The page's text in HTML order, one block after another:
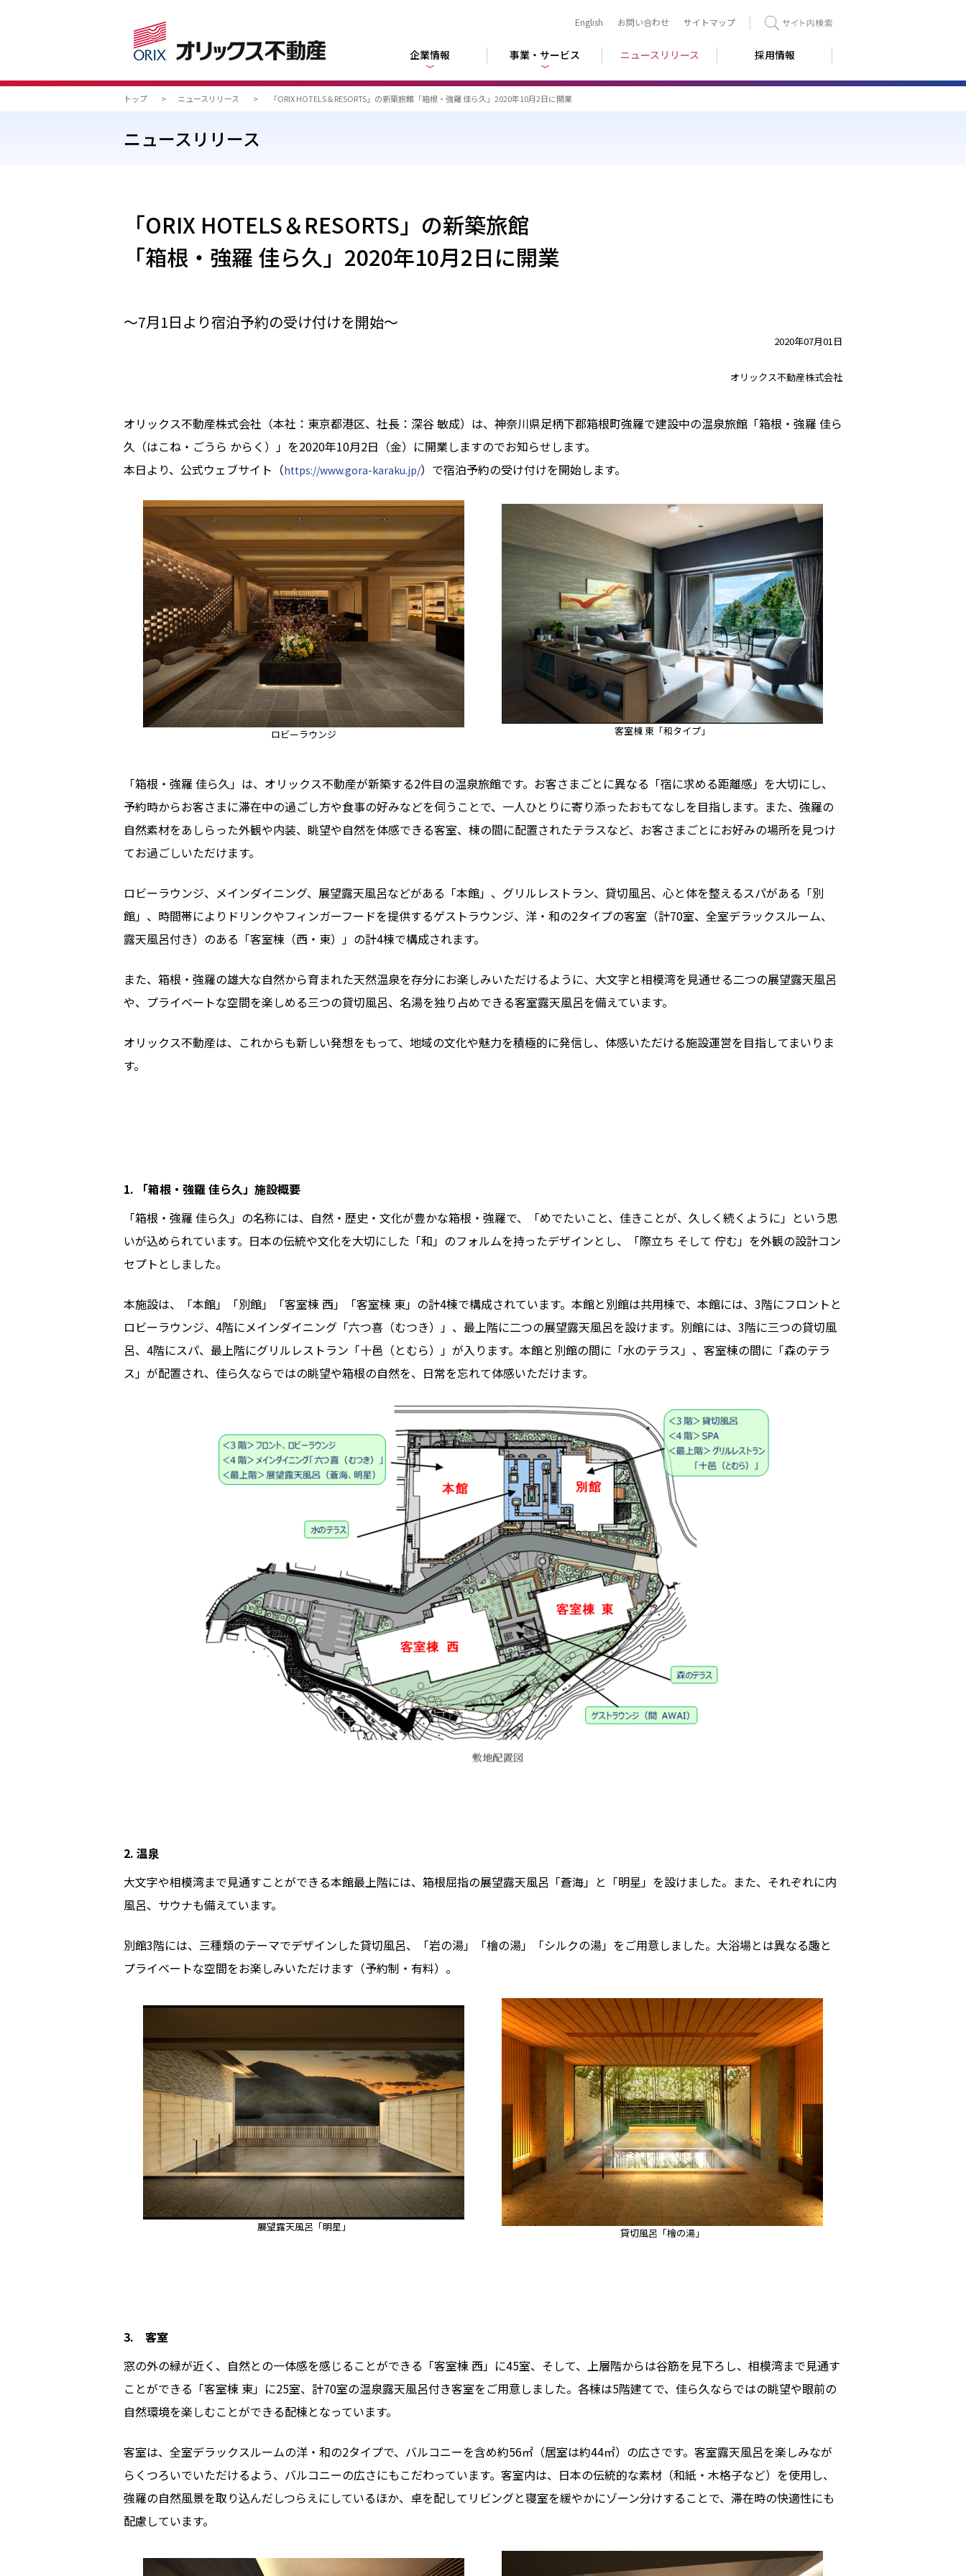
English お問い合わせ サイトマップ
企業情報 事業・サービス ニュースリリース 採用情報
トップ > ニュースリリース > 「ORIX HOTELS＆RESORTS」の新築旅館「箱根・強羅 佳ら久」2020年10月2日に開業
ニュースリリース
「ORIX HOTELS＆RESORTS」の新築旅館
「箱根・強羅 佳ら久」2020年10月2日に開業
～7月1日より宿泊予約の受け付けを開始～
2020年07月01日
オリックス不動産株式会社
オリックス不動産株式会社（本社：東京都港区、社長：深谷 敏成）は、神奈川県足柄下郡箱根町強羅で建設中の温泉旅館「箱根・強羅 佳ら
久（はこね・ごうら からく）」を2020年10月2日（金）に開業しますのでお知らせします。
本日より、公式ウェブサイト（https://www.gora-karaku.jp/）で宿泊予約の受け付けを開始します。
ロビーラウンジ 客室棟 東「和タイプ」
「箱根・強羅 佳ら久」は、オリックス不動産が新築する2件目の温泉旅館です。お客さまごとに異なる「宿に求める距離感」を大切にし、
予約時からお客さまに滞在中の過ごし方や食事の好みなどを伺うことで、一人ひとりに寄り添ったおもてなしを目指します。また、強羅の
自然素材をあしらった外観や内装、眺望や自然を体感できる客室、棟の間に配置されたテラスなど、お客さまごとにお好みの場所を見つけ
てお過ごしいただけます。
ロビーラウンジ、メインダイニング、展望露天風呂などがある「本館」、グリルレストラン、貸切風呂、心と体を整えるスパがある「別
館」、時間帯によりドリンクやフィンガーフードを提供するゲストラウンジ、洋・和の2タイプの客室（計70室、全室デラックスルーム、
露天風呂付き）のある「客室棟（西・東）」の計4棟で構成されます。
また、箱根・強羅の雄大な自然から育まれた天然温泉を存分にお楽しみいただけるように、大文字と相模湾を見通せる二つの展望露天風呂
や、プライベートな空間を楽しめる三つの貸切風呂、名湯を独り占めできる客室露天風呂を備えています。
オリックス不動産は、これからも新しい発想をもって、地域の文化や魅力を積極的に発信し、体感いただける施設運営を目指してまいりま
す。
1. 「箱根・強羅 佳ら久」施設概要
「箱根・強羅 佳ら久」の名称には、自然・歴史・文化が豊かな箱根・強羅で、「めでたいこと、佳きことが、久しく続くように」という思
いが込められています。日本の伝統や文化を大切にした「和」のフォルムを持ったデザインとし、「際立ち そして 佇む」を外観の設計コン
セプトとしました。
本施設は、「本館」「別館」「客室棟 西」「客室棟 東」の計4棟で構成されています。本館と別館は共用棟で、本館には、3階にフロントと
ロビーラウンジ、4階にメインダイニング「六つ喜（むつき）」、最上階に二つの展望露天風呂を設けます。別館には、3階に三つの貸切風
呂、4階にスパ、最上階にグリルレストラン「十邑（とむら）」が入ります。本館と別館の間に「水のテラス」、客室棟の間に「森のテラ
ス」が配置され、佳ら久ならではの眺望や箱根の自然を、日常を忘れて体感いただけます。
2. 温泉
大文字や相模湾まで見通すことができる本館最上階には、箱根屈指の展望露天風呂「蒼海」と「明星」を設けました。また、それぞれに内
風呂、サウナも備えています。
別館3階には、三種類のテーマでデザインした貸切風呂、「岩の湯」「檜の湯」「シルクの湯」をご用意しました。大浴場とは異なる趣と
プライベートな空間をお楽しみいただけます（予約制・有料）。
展望露天風呂「明星」 貸切風呂「檜の湯」
3. 客室
窓の外の緑が近く、自然との一体感を感じることができる「客室棟 西」に45室、そして、上層階からは谷筋を見下ろし、相模湾まで見通す
ことができる「客室棟 東」に25室、計70室の温泉露天風呂付き客室をご用意しました。各棟は5階建てで、佳ら久ならではの眺望や眼前の
自然環境を楽しむことができる配棟となっています。
客室は、全室デラックスルームの洋・和の2タイプで、バルコニーを含め約56㎡（居室は約44㎡）の広さです。客室露天風呂を楽しみなが
らくつろいでいただけるよう、バルコニーの広さにもこだわっています。客室内は、日本の伝統的な素材（和紙・木格子など）を使用し、
強羅の自然風景を取り込んだしつらえにしているほか、卓を配してリビングと寝室を緩やかにゾーン分けすることで、滞在時の快適性にも
配慮しています。